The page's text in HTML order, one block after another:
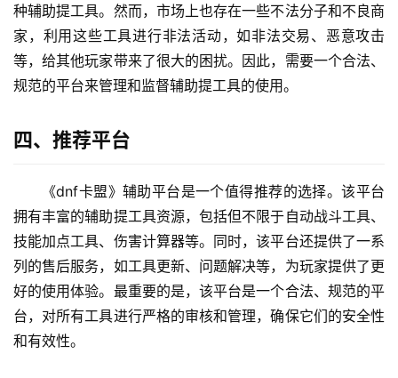
种辅助提工具。然而，市场上也存在一些不法分子和不良商
家，利用这些工具进行非法活动，如非法交易、恶意攻击
等，给其他玩家带来了很大的困扰。因此，需要一个合法、
规范的平台来管理和监督辅助提工具的使用。
四、推荐平台
《dnf卡盟》辅助平台是一个值得推荐的选择。该平台
拥有丰富的辅助提工具资源，包括但不限于自动战斗工具、
技能加点工具、伤害计算器等。同时，该平台还提供了一系
列的售后服务，如工具更新、问题解决等，为玩家提供了更
好的使用体验。最重要的是，该平台是一个合法、规范的平
台，对所有工具进行严格的审核和管理，确保它们的安全性
和有效性。